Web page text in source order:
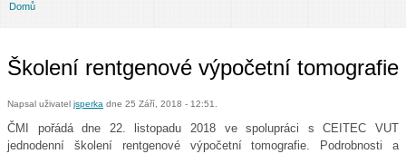
Jste zde
Domů
Školení rentgenové výpočetní tomografie
Napsal uživatel jsperka dne 25 Září, 2018 - 12:51.
ČMI pořádá dne 22. listopadu 2018 ve spolupráci s CEITEC VUT
jednodenní školení rentgenové výpočetní tomografie. Podrobnosti a